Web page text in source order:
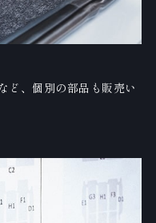
ど、個別の部品も販売い